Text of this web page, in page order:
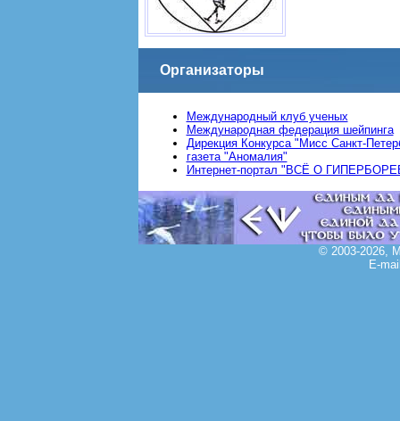
Организаторы
Международный клуб ученых
Международная федерация шейпинга
Дирекция Конкурса "Мисс Санкт-
газета "Аномалия"
Интернет-портал "ВСЁ О
© 2003-2026,
E-